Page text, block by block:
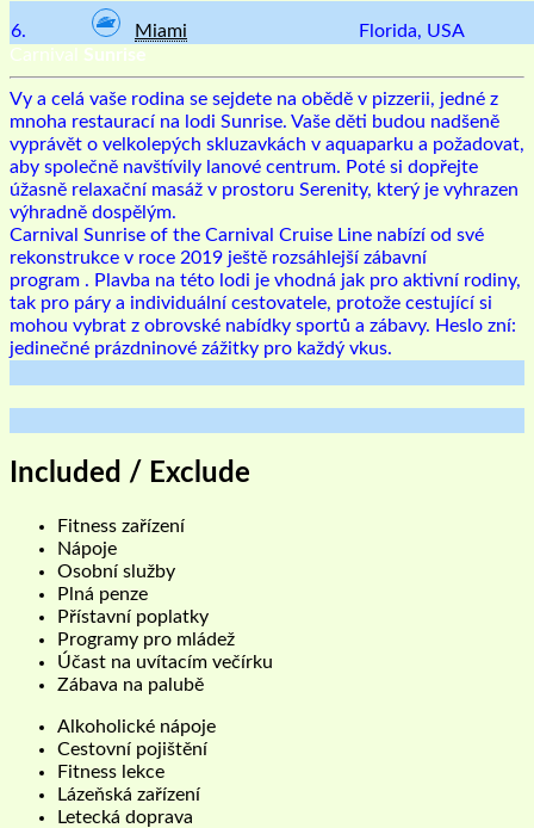
6. Miami
Florida, USA
Carnival Sunrise
Vy a celá vaše rodina se sejdete na obědě v pizzerii, jedné z
mnoha restaurací na lodi Sunrise. Vaše děti budou nadšeně
vyprávět o velkolepých skluzavkách v aquaparku a požadovat,
aby společně navštívily lanové centrum. Poté si dopřejte
úžasně relaxační masáž v prostoru Serenity, který je vyhrazen
výhradně dospělým.
Carnival Sunrise of the Carnival Cruise Line nabízí od své
rekonstrukce v roce 2019 ještě rozsáhlejší zábavní
program . Plavba na této lodi je vhodná jak pro aktivní rodiny,
tak pro páry a individuální cestovatele, protože cestující si
mohou vybrat z obrovské nabídky sportů a zábavy. Heslo zní:
jedinečné prázdninové zážitky pro každý vkus.
Included / Exclude
Fitness zařízení
Nápoje
Osobní služby
Plná penze
Přístavní poplatky
Programy pro mládež
Účast na uvítacím večírku
Zábava na palubě
Alkoholické nápoje
Cestovní pojištění
Fitness lekce
Lázeňská zařízení
Letecká doprava